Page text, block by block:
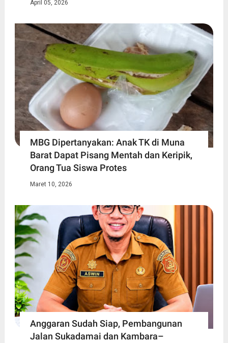
April 05, 2026
MBG Dipertanyakan: Anak TK di Muna
Barat Dapat Pisang Mentah dan Keripik,
Orang Tua Siswa Protes
Maret 10, 2026
Anggaran Sudah Siap, Pembangunan
Jalan Sukadamai dan Kambara–